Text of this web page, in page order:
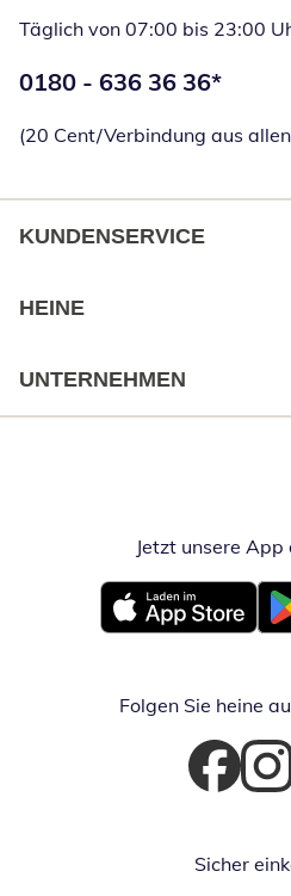
Täglich von 07:00 bis 23:00
Telefonnummer:
0180 - 636 36 36*
(20 Cent/Verbindung aus
KUNDENSERVICE
HEINE
UNTERNEHMEN
Jetzt unsere
Öffnet in neuem
Folgen Sie heine
Öffnet in
Sicher